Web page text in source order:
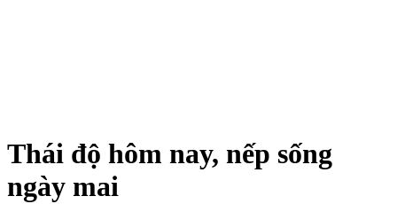
Thái độ hôm nay, nếp sống
ngày mai